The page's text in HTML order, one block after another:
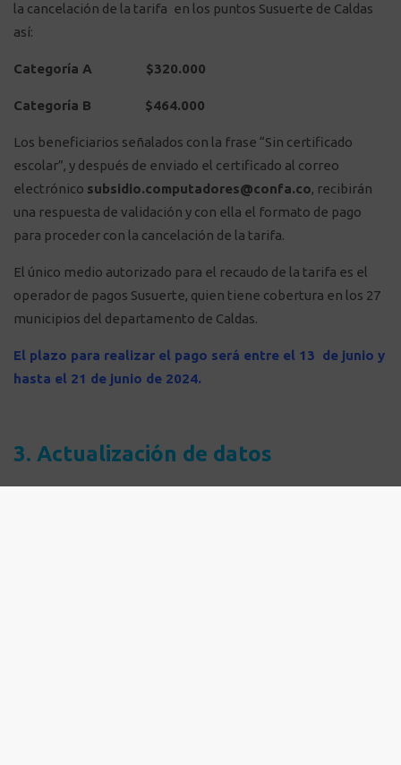
la cancelación de la tarifa en los puntos Susuerte de Caldas
así:
Categoría A $320.000
Categoría B $464.000
Los beneficiarios señalados con la frase “Sin certificado
escolar”, y después de enviado el certificado al correo
electrónico subsidio.computadores@confa.co, recibirán
una respuesta de validación y con ella el formato de pago
para proceder con la cancelación de la tarifa.
El único medio autorizado para el recaudo de la tarifa es el
operador de pagos Susuerte, quien tiene cobertura en los 27
municipios del departamento de Caldas.
El plazo para realizar el pago será entre el 13 de junio y
hasta el 21 de junio de 2024.
3. Actualización de datos